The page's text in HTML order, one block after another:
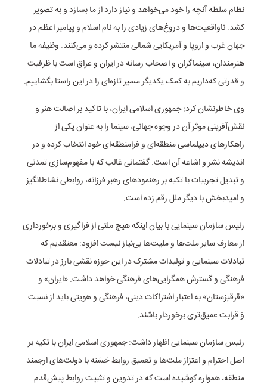
نظام سلطه آنچه را خود می‌خواهد و نیاز دارد از ما بسازد و به تصویر
کشد. ناواقعیت‌ها و دروغ‌های زیادی را به نام اسلام و پیامبر اعظم در
جهان غرب و اروپا و آمریکایی شمالی منتشر کرده و می‌کنند. وظیفه ما
هنرمندان، سینماگران و اصحاب رسانه در ایران و عراق است با ظرفیت
و قدرتی که‌داریم به کمک یکدیگر مسیر تازه‌ای را در این راستا بگشاییم.
وی خاطرنشان کرد: جمهوری اسلامی ایران، با تاکید بر اصالت هنر و
نقش‌آفرینی موثر آن در وجوه جهانی، سینما را به عنوان یکی از
راهکار‌های دیپلماسی منطقه‌ای و فرامنطقه‌ای خود انتخاب کرده و در
اندیشه نشر و اشاعه آن است. گفتمانی غالب که با مفهوم‌سازی تمدنی
و تبدیل تجربیات با تکیه بر رهنمود‌های رهبر فرزانه، روابطی نشاط‌انگیز
و امیدبخش با دیگر ملل رقم زده است.
رئیس سازمان سینمایی با بیان اینکه هیچ ملتی از فراگیری و برخورداری
از معارف سایر ملت‌ها و ملیت‌ها بی‌نیاز نیست افزود: معتقدیم که
تبادلات سینمایی و تولیدات مشترک در این حوزه نقشی بارز در تبادلات
فرهنگی و گسترش همگرایی‌های فرهنگی خواهد داشت. «ایران» و
«قرقیزستان» به اعتبار اشتراکات دینی، فرهنگی و هویتی باید از نسبت
وَ قرابت عمیق‌تری برخوردار باشند.
رئیس سازمان سینمایی اظهار داشت: جمهوری اسلامی ایران با تکیه بر
اصل احترام و اعتزاز ملت‌ها و تعمیق روابط حَسَنه با دولت‌های ارجمند
منطقه، همواره کوشیده است که در تدوین و تثبیت روابط پیش‌قدم